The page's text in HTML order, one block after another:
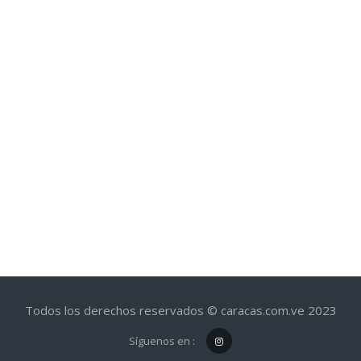
Todos los derechos reservados © caracas.com.ve 2023
Síguenos en :